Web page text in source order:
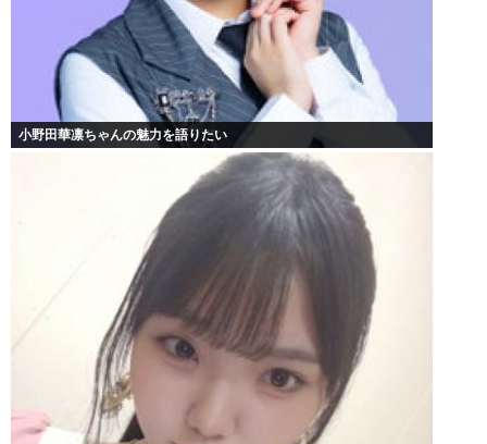
小野田華凛ちゃんの魅力を語りたい